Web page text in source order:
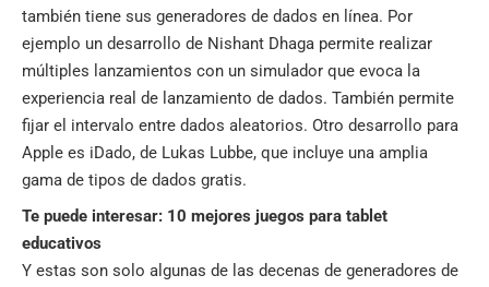
también tiene sus generadores de dados en línea. Por
ejemplo un desarrollo de Nishant Dhaga permite realizar
múltiples lanzamientos con un simulador que evoca la
experiencia real de lanzamiento de dados. También permite
fijar el intervalo entre dados aleatorios. Otro desarrollo para
Apple es iDado, de Lukas Lubbe, que incluye una amplia
gama de tipos de dados gratis.
Te puede interesar: 10 mejores juegos para tablet
educativos
Y estas son solo algunas de las decenas de generadores de